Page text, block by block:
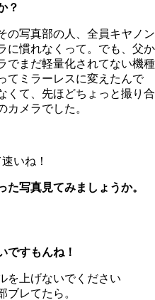
？
写真部の人、全員キヤノン
に慣れなくって。でも、父か
でまだ軽量化されてない機種
てミラーレスに変えたんで
くて、先ほどちょっと撮り合
カメラでした。
いね！
写真見てみましょうか。
すもんね！
を上げないでください
ブレてたら。